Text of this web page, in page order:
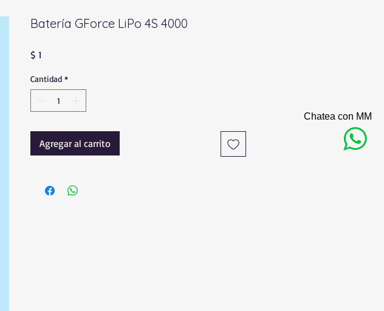
Chatea con MM
Batería GForce LiPo 4S 4000
$ 1
Cantidad *
Agregar al carrito